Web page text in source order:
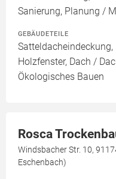
Sanierung, Planung /
GEBÄUDETEILE
Holzfenster, Dach /
Ökologisches Bauen
Rosca
Windsbacher Str. 10,
Eschenbach)